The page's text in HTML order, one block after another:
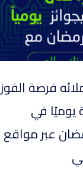
فرصة الفوز
يوميًا في
عبر مواقع